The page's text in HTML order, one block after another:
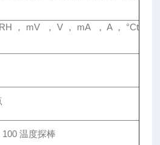
， mV ， V ， mA ， A ， °Ct
温度探棒